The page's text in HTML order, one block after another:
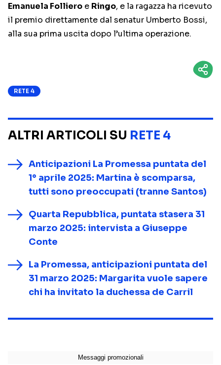
Emanuela Folliero e Ringo, e la ragazza ha ricevuto
il premio direttamente dal senatur Umberto Bossi,
alla sua prima uscita dopo l’ultima operazione.
RETE 4
ALTRI ARTICOLI SU RETE 4
Anticipazioni La Promessa puntata del
1° aprile 2025: Martina è scomparsa,
tutti sono preoccupati (tranne Santos)
Quarta Repubblica, puntata stasera 31
marzo 2025: intervista a Giuseppe
Conte
La Promessa, anticipazioni puntata del
31 marzo 2025: Margarita vuole sapere
chi ha invitato la duchessa de Carril